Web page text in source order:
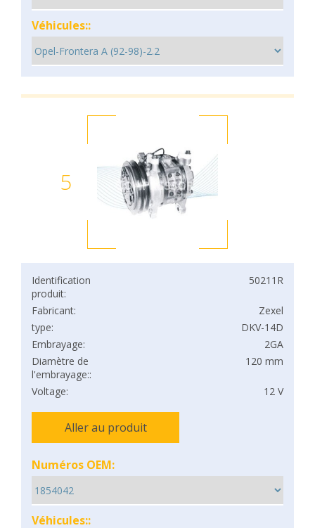
Véhicules::
5
Identification
produit:
50211R
Fabricant:
Zexel
type:
DKV-14D
Embrayage:
2GA
Diamètre de
l'embrayage::
120 mm
Voltage: 12 V
Aller au produit
Numéros OEM:
Véhicules::